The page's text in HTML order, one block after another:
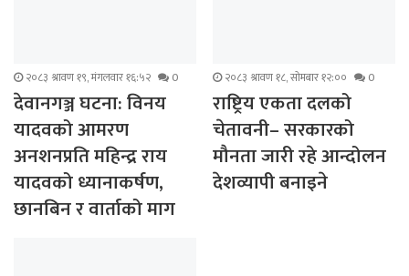
२०८३ श्रावण १९, मंगलवार १६:५२ 0
देवानगञ्ज घटना: विनय
यादवको आमरण
अनशनप्रति महिन्द्र राय
यादवको ध्यानाकर्षण,
छानबिन र वार्ताको माग
२०८३ श्रावण १८, सोमबार १२:०० 0
राष्ट्रिय एकता दलको
चेतावनी– सरकारको
मौनता जारी रहे आन्दोलन
देशव्यापी बनाइने